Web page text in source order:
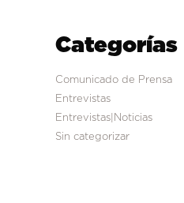
Categorías
Comunicado de Prensa
Entrevistas
Entrevistas|Noticias
Sin categorizar